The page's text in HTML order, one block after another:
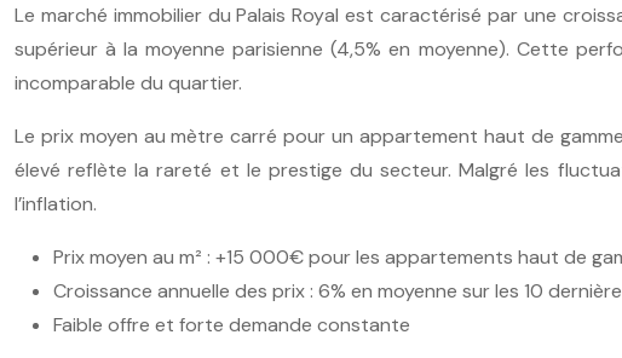
Le marché immobilier du Palais Royal est caractérisé par une
supérieur à la moyenne parisienne (4,5% en moyenne). Cette
incomparable du quartier.
Le prix moyen au mètre carré pour un appartement haut de
élevé reflète la rareté et le prestige du secteur. Malgré les
l’inflation.
Prix moyen au m² : +15 000€ pour les appartements haut de
Croissance annuelle des prix : 6% en moyenne sur les 10
Faible offre et forte demande constante